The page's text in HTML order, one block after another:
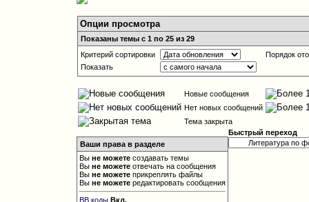
Опции просмотра
Показаны темы с 1 по 25 из 29
Критерий сортировки
Порядок
Показать
Новые сообщения
Нет новых сообщений
Тема закрыта
Ваши права в разделе
Выне можете создавать темы
Выне можете отвечать на сообщения
Выне можете прикреплять файлы
Выне можете редактировать сообщения
BB коды Вкл.
Быстрый переход